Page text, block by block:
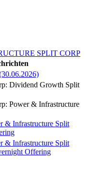
SPLIT CORP
Dividend Growth Split
Power & Infrastructure
& Infrastructure Split
& Infrastructure Split
Offering